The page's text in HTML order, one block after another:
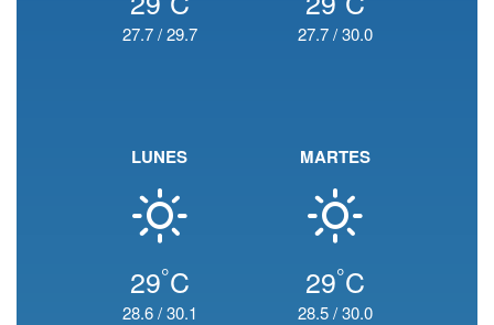
27.7/29.7 27.7/30.0
LUNES
29°C
28.6/30.1
MARTES
29°C
28.5/30.0